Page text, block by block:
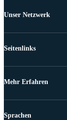
Unser Netzwerk
Seitenlinks
Mehr Erfahren
Sprachen